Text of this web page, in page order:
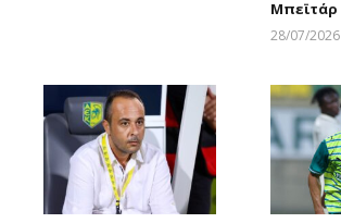
Μπεϊτάρ
28/07/2026